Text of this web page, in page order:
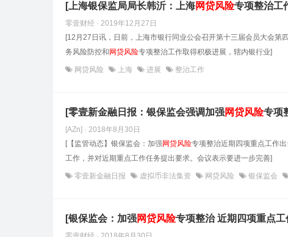
[上海银保监局局长韩沂：上海网贷风险专项整治工
零壹财经 · 2019年12月27日
[12月27日讯，日前，上海市银行同业公会召开第十三届会员大会
务风险防控和 网贷风险专项整治工作取得积极进展，辖内银行业]
网贷风险 上海 进展 整治工作
[零壹新金融日报：银保监会强调加强网贷风险专项
[AZn] · 2018年8月30日
[【监管动态】银保监会：加强网贷风险专项整治近期四项重点工作
工作，并对近期重点工作任务提出要求。会议表示要进一步完善]
零壹新金融日报 虚拟币非法集资 网贷风险 银保监会
[银保监会：加强网贷风险专项整治 近期四项重点工